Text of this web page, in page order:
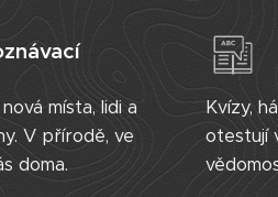
místa, lidi a
V přírodě, ve
doma.
Kvízy,
otestují